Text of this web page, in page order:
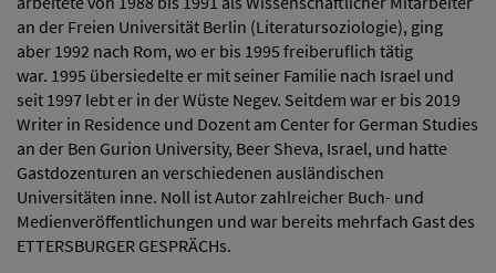
an der Freien Universität Berlin (Literatursoziologie), ging
aber 1992 nach Rom, wo er bis 1995 freiberuflich tätig
war. 1995 übersiedelte er mit seiner Familie nach Israel und
seit 1997 lebt er in der Wüste Negev. Seitdem war er bis 2019
Writer in Residence und Dozent am Center for German Studies
an der Ben Gurion University, Beer Sheva, Israel, und hatte
Gastdozenturen an verschiedenen ausländischen
Universitäten inne. Noll ist Autor zahlreicher Buch- und
Medienveröffentlichungen und war bereits mehrfach Gast des
ETTERSBURGER GESPRÄCHs.